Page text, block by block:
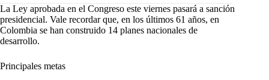
La Ley aprobada en el Congreso este viernes pasará a sanción
presidencial. Vale recordar que, en los últimos 61 años, en
Colombia se han construido 14 planes nacionales de
desarrollo.
Principales metas